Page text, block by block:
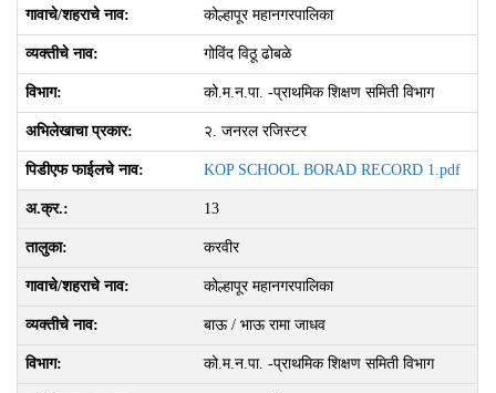
कोल्हापूर महानगरपालिका
गोविंद विठू ढोबळे
को.म.न.पा. -प्राथमिक शिक्षण समिती विभाग
२. जनरल रजिस्‍टर
KOP SCHOOL BORAD RECORD 1.pdf
13
करवीर
कोल्हापूर महानगरपालिका
बाऊ / भाऊ रामा जाधव
को.म.न.पा. -प्राथमिक शिक्षण समिती विभाग